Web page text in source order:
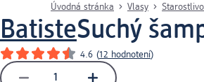
Úvodná stránka Vlasy
BatisteSuchý
4.6 (12 hodnotení)